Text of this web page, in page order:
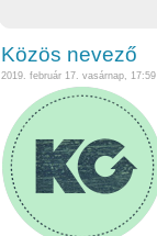
Közös nevező
2019. február 17. vasárnap, 17:59